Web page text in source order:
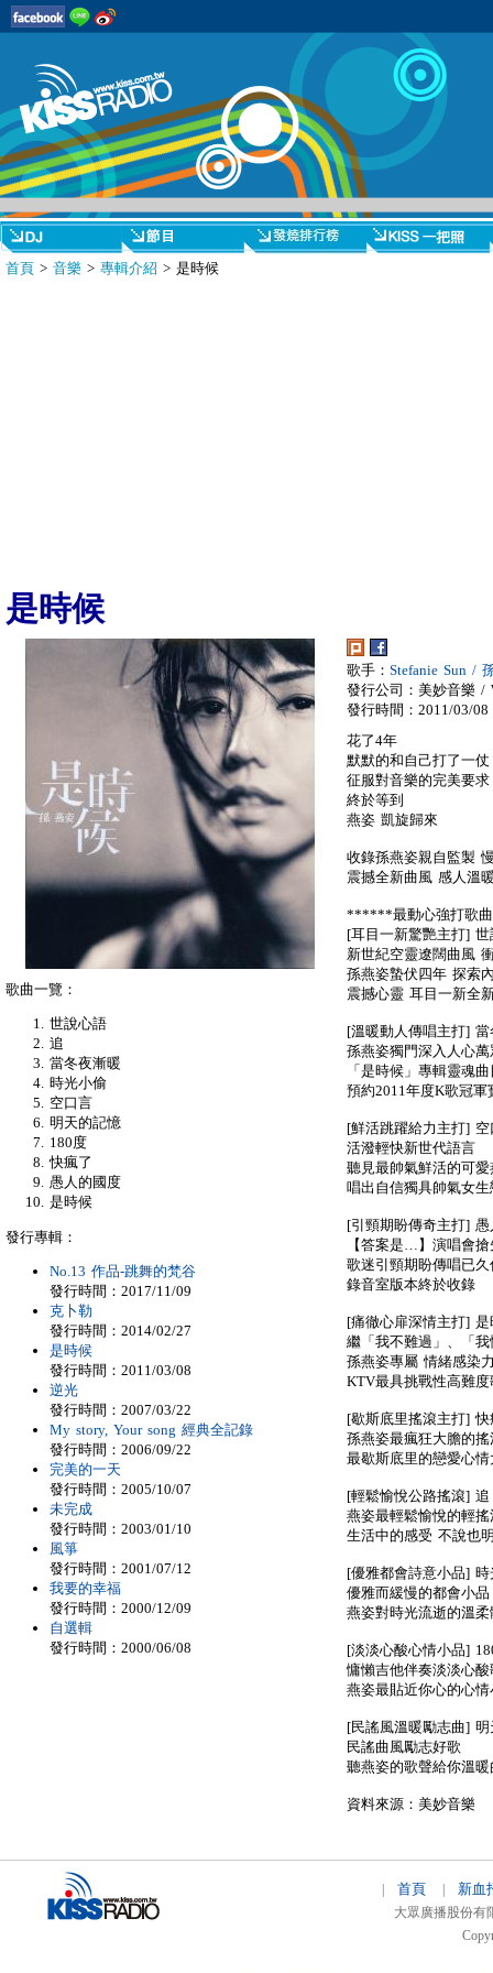
首頁 > 音樂 > 專輯介紹 > 是時候
是時候
歌手： Stefanie Sun /
發行公司：美妙音樂 /
發行時間：2011/03/08
花了4年
默默的和自己打了一仗
征服對音樂的完美要求
終於等到
燕姿 凱旋歸來
收錄孫燕姿親自監製
震撼全新曲風 感人溫
******最動心強打歌
[耳目一新驚艷主打] 世
新世紀空靈遼闊曲風
孫燕姿蟄伏四年 探索
震撼心靈 耳目一新全
[溫暖動人傳唱主打] 當
孫燕姿獨門深入人心
「是時候」專輯靈魂曲
預約2011年度K歌冠軍
[鮮活跳躍給力主打] 空
活潑輕快新世代語言
聽見最帥氣鮮活的可愛
唱出自信獨具帥氣女
[引頸期盼傳奇主打] 愚
【答案是…】演唱會
歌迷引頸期盼傳唱已
錄音室版本終於收錄
[痛徹心扉深情主打] 是
繼「我不難過」、「
孫燕姿專屬 情緒感染
KTV最具挑戰性高難度
[歇斯底里搖滾主打] 快
孫燕姿最瘋狂大膽的搖
最歇斯底里的戀愛心
[輕鬆愉悅公路搖滾] 追
燕姿最輕鬆愉悅的輕
生活中的感受 不說也
[優雅都會詩意小品] 時
優雅而緩慢的都會小品
燕姿對時光流逝的溫柔
[淡淡心酸心情小品]
慵懶吉他伴奏淡淡心酸
燕姿最貼近你心的心情
[民謠風溫暖勵志曲] 明
民謠曲風勵志好歌
聽燕姿的歌聲給你溫暖
資料來源：美妙音樂
歌曲一覽：
世說心語
追
當冬夜漸暖
時光小偷
空口言
明天的記憶
180度
快瘋了
愚人的國度
是時候
發行專輯：
No.13 作品-跳舞的梵谷
發行時間：2017/11/09
克卜勒
發行時間：2014/02/27
是時候
發行時間：2011/03/08
逆光
發行時間：2007/03/22
My story, Your song 經典全記錄
發行時間：2006/09/22
完美的一天
發行時間：2005/10/07
未完成
發行時間：2003/01/10
風箏
發行時間：2001/07/12
我要的幸福
發行時間：2000/12/09
自選輯
發行時間：2000/06/08
首頁 新血
大眾廣播股份有